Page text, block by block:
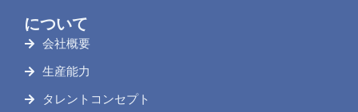
について
会社概要
生産能力
タレントコンセプト